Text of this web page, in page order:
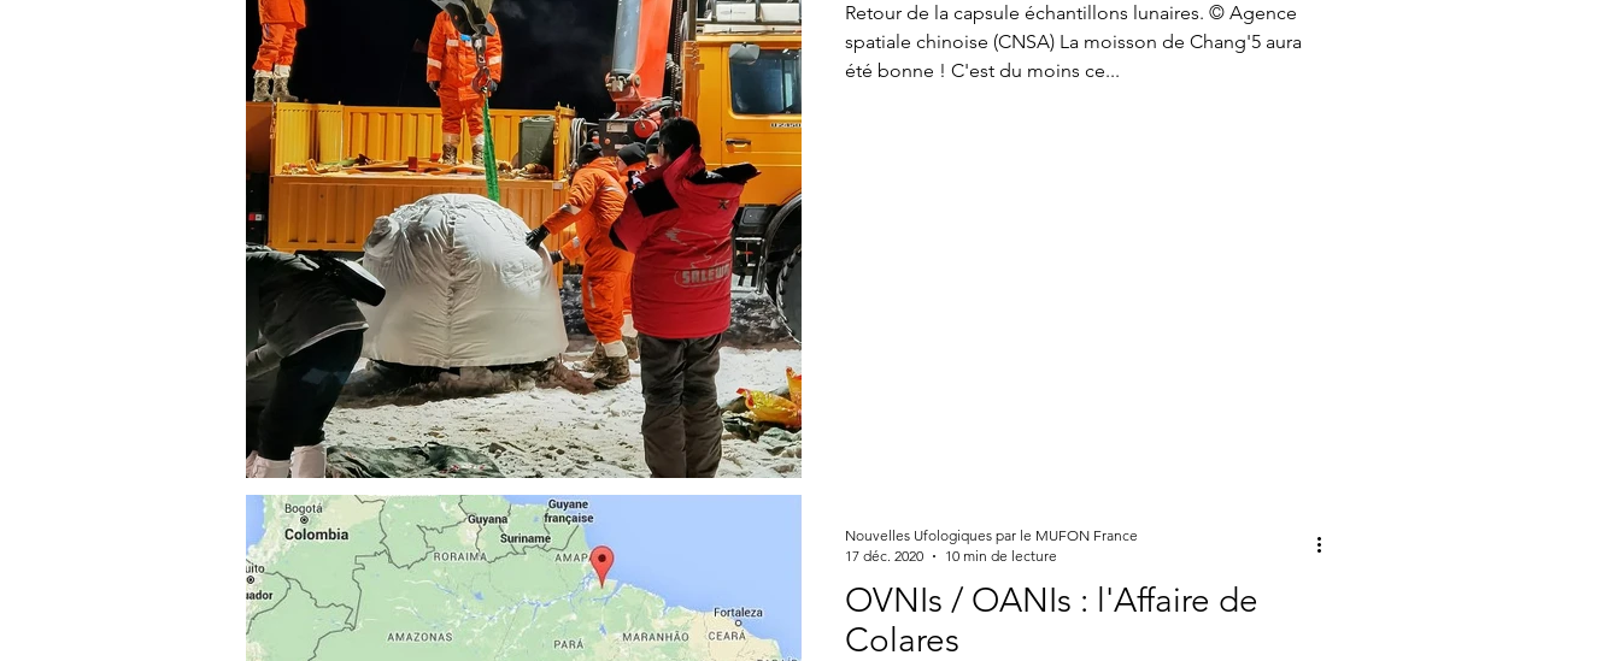
Retour de la capsule échantillons lunaires. © Agence
spatiale chinoise (CNSA) La moisson de Chang'5 aura
été bonne ! C'est du moins ce...
OVNIs / OANIs : l'Affaire de
Colares
Nouvelles Ufologiques par le MUFON France
17 déc. 2020
10 min de lecture